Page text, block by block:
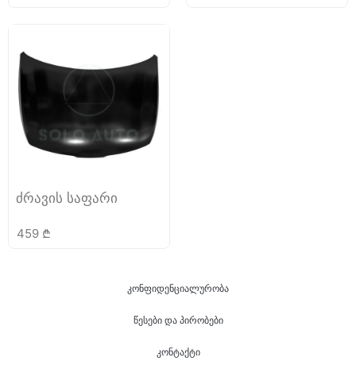
ძრავის საფარი
459 ₾
კონფიდენციალურობა
წესები და პირობები
კონტაქტი